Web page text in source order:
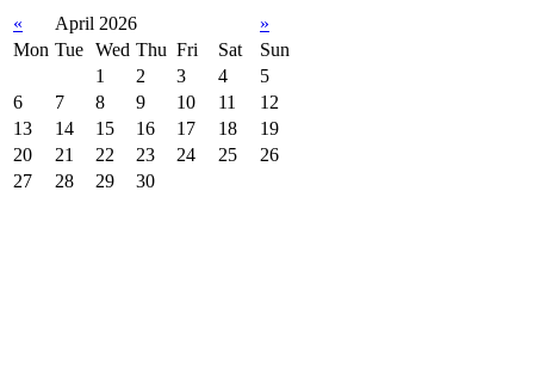
« April 2026
»
Mon Tue Wed Thu Fri Sat
Sun
1
2 3 4
5
6
7 8 9 10 11
12
13
14 15 16 17 18
19
20
21 22 23 24 25
26
27
28 29 30